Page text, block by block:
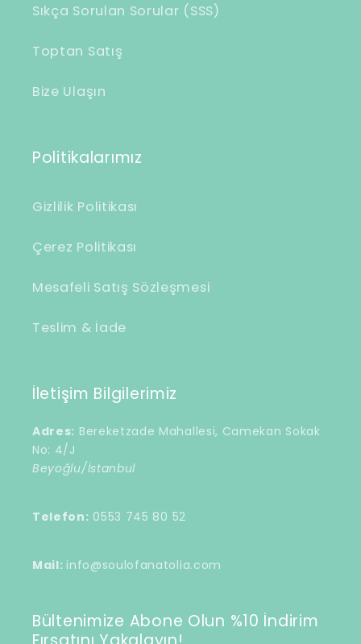
Sıkça Sorulan Sorular (SSS)
Toptan Satış
Bize Ulaşın
Politikalarımız
Gizlilik Politikası
Çerez Politikası
Mesafeli Satış Sözleşmesi
Teslim & İade
İletişim Bilgilerimiz
Adres: Bereketzade Mahallesi, Camekan Sokak
No: 4/J
Beyoğlu/İstanbul
Telefon: 0553 745 80 52
Mail: info@soulofanatolia.com
Bültenimize Abone Olun %10 İndirim